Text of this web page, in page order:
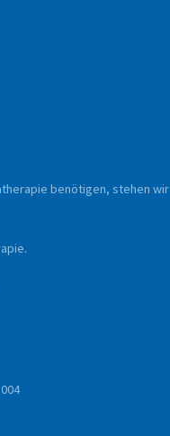
benötigen, stehen wir